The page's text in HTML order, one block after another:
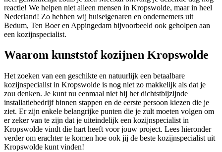
reactie! We helpen niet alleen mensen in Kropswolde, maar in heel
Nederland! Zo hebben wij huiseigenaren en ondernemers uit
Bedum, Ten Boer en Appingedam bijvoorbeeld ook geholpen aan
een kozijnspecialist.
Waarom kunststof kozijnen Kropswolde
Het zoeken van een geschikte en natuurlijk een betaalbare
kozijnspecialist in Kropswolde is nog niet zo makkelijk als dat je
zou denken. Je kunt nu eenmaal niet bij het dichtstbijzijnde
installatiebedrijf binnen stappen en de eerste persoon kiezen die je
ziet. Er zijn enkele belangrijke punten die je zult moeten volgen om
er zeker van te zijn dat je uiteindelijk een kozijnspecialist in
Kropswolde vindt die hart heeft voor jouw project. Lees hieronder
verder om erachter te komen hoe ook jij de beste kozijnspecialist uit
Kropswolde kunt vinden!